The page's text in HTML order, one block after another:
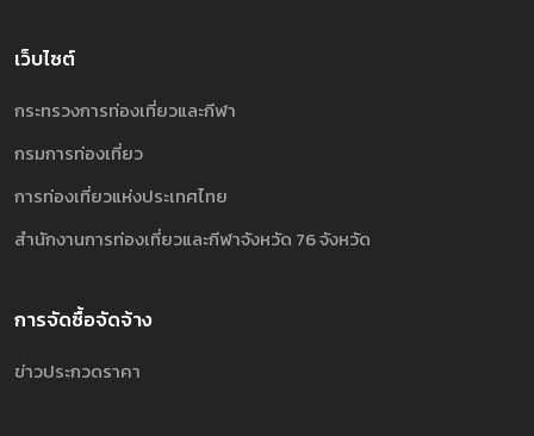
เว็บไซต์
กระทรวงการท่องเที่ยวและกีฬา
กรมการท่องเที่ยว
การท่องเที่ยวแห่งประเทศไทย
สำนักงานการท่องเที่ยวและกีฬาจังหวัด 76 จังหวัด
การจัดซื้อจัดจ้าง
ข่าวประกวดราคา